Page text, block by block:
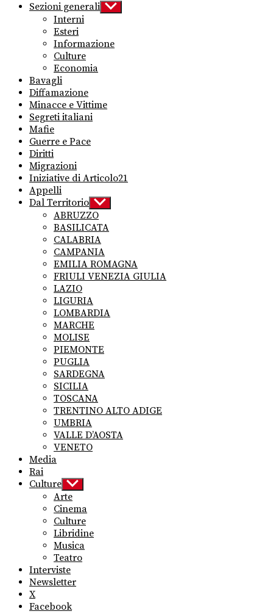
Sezioni generali Show
sub
Interni
Esteri
Informazione
Culture
Economia
Bavagli
Diffamazione
Minacce e Vittime
Segreti italiani
Mafie
Guerre e Pace
Diritti
Migrazioni
Iniziative di Articolo21
Appelli
Dal Territorio Show
sub
menu
ABRUZZO
BASILICATA
CALABRIA
CAMPANIA
EMILIA ROMAGNA
FRIULI VENEZIA GIULIA
LAZIO
LIGURIA
LOMBARDIA
MARCHE
MOLISE
PIEMONTE
PUGLIA
SARDEGNA
SICILIA
TOSCANA
TRENTINO ALTO ADIGE
UMBRIA
VALLE D’AOSTA
VENETO
Media
Rai
Culture Show
sub
menu
Arte
Cinema
Culture
Libridine
Musica
Teatro
Interviste
Newsletter
X
Facebook